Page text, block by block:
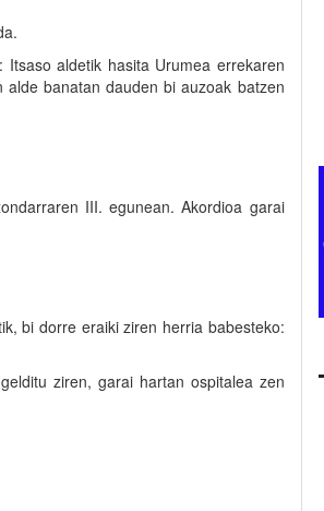
aldetik hasita Urumea errekaren
banatan dauden bi auzoak batzen
III. egunean. Akordioa garai
bi dorre eraiki ziren herria babesteko:
ziren, garai hartan ospitalea zen